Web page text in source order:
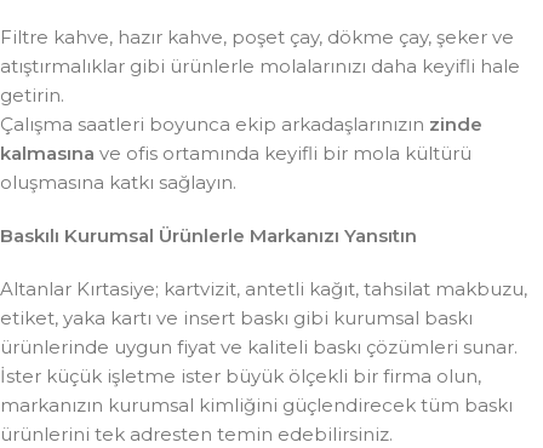
Filtre kahve, hazır kahve, poşet çay, dökme çay, şeker ve
atıştırmalıklar gibi ürünlerle molalarınızı daha keyifli hale
getirin.
Çalışma saatleri boyunca ekip arkadaşlarınızın zinde
kalmasına ve ofis ortamında keyifli bir mola kültürü
oluşmasına katkı sağlayın.
Baskılı Kurumsal Ürünlerle Markanızı Yansıtın
Altanlar Kırtasiye; kartvizit, antetli kağıt, tahsilat makbuzu,
etiket, yaka kartı ve insert baskı gibi kurumsal baskı
ürünlerinde uygun fiyat ve kaliteli baskı çözümleri sunar.
İster küçük işletme ister büyük ölçekli bir firma olun,
markanızın kurumsal kimliğini güçlendirecek tüm baskı
ürünlerini tek adresten temin edebilirsiniz.